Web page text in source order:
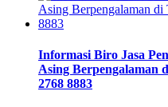
Informasi Biro Jasa
Asing Berpengalaman
2768 8883